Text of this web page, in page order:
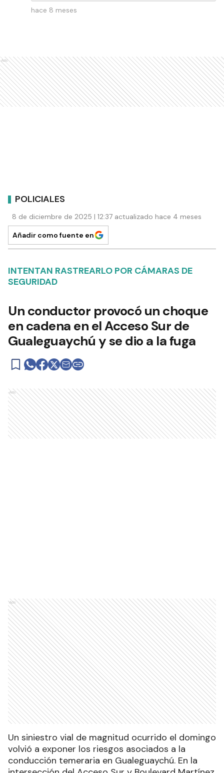
hace 8 meses
Ads
POLICIALES
8 de diciembre de 2025 | 12:37 actualizado hace 4 meses
Añadir como fuente en
INTENTAN RASTREARLO POR CÁMARAS DE
SEGURIDAD
Un conductor provocó un choque
en cadena en el Acceso Sur de
Gualeguaychú y se dio a la fuga
Ads
Ads
Un siniestro vial de magnitud ocurrido el domingo
volvió a exponer los riesgos asociados a la
conducción temeraria en Gualeguaychú. En la